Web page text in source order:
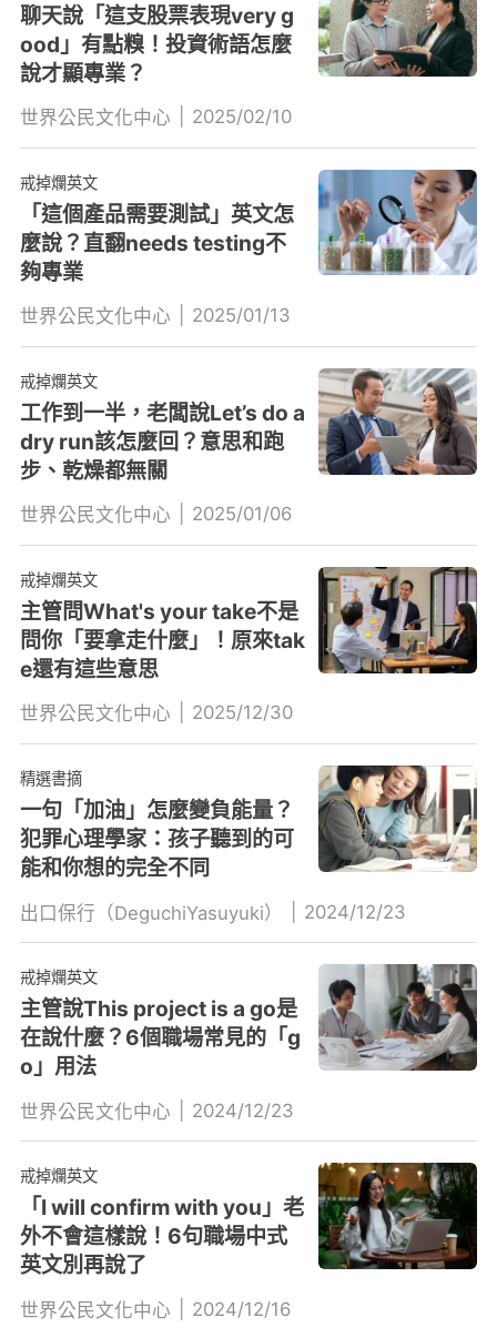
聊天說「這支股票表現very g
ood」有點糗！投資術語怎麼
說才顯專業？
世界公民文化中心 2025/02/10
戒掉爛英文
「這個產品需要測試」英文怎
麼說？直翻needs testing不
夠專業
世界公民文化中心 2025/01/13
戒掉爛英文
工作到一半，老闆說Let’s do a
dry run該怎麼回？意思和跑
步、乾燥都無關
世界公民文化中心 2025/01/06
戒掉爛英文
主管問What's your take不是
問你「要拿走什麼」！原來tak
e還有這些意思
世界公民文化中心 2025/12/30
精選書摘
一句「加油」怎麼變負能量？
犯罪心理學家：孩子聽到的可
能和你想的完全不同
出口保行（DeguchiYasuyuki） 2024/12/23
戒掉爛英文
主管說This project is a go是
在說什麼？6個職場常見的「g
o」用法
世界公民文化中心 2024/12/23
戒掉爛英文
「I will confirm with you」老
外不會這樣說！6句職場中式
英文別再說了
世界公民文化中心 2024/12/16